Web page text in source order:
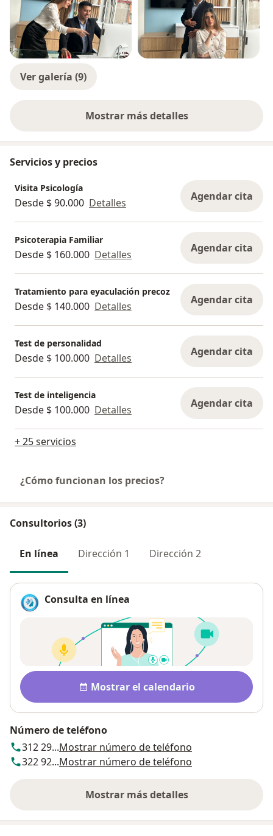
Ver galería (9)
Mostrar más detalles
sobre la experiencia
Servicios y precios
Visita Psicología
Desde $ 90.000 Detalles Agendar cita
Psicoterapia Familiar
Desde $ 160.000 Detalles Agendar cita
Tratamiento para eyaculación precoz
Desde $ 140.000 Detalles Agendar cita
Test de personalidad
Desde $ 100.000 Detalles Agendar cita
Test de inteligencia
Desde $ 100.000 Detalles Agendar cita
+ 25 servicios
¿Cómo funcionan los precios?
Consultorios (3)
En línea Dirección 1 Dirección 2
Consulta en línea
Disponibilidad
Mostrar el calendario
Número de teléfono
312 29...Mostrar número de teléfono
322 92...Mostrar número de teléfono
Mostrar más detalles
sobre la dirección